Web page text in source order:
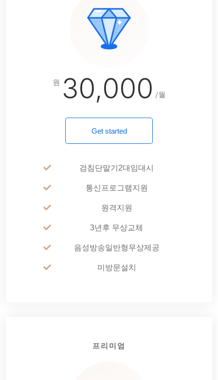
원 30,000 /월
Get started
검침단말기2대임대시
통신프로그램지원
원격지원
3년후 무상교체
음성방송일반형무상제공
미방문설치
프리미엄